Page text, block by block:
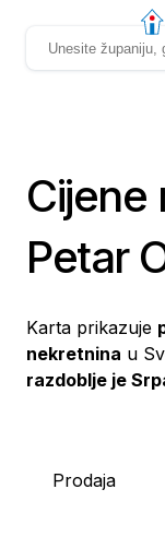
Cijene
Petar
Karta prikazuje
nekretnina u
razdoblje je
Prodaja